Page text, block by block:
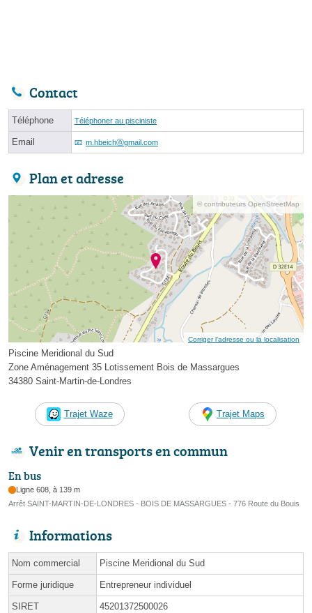
Contact
Téléphone Téléphoner au pisciniste
Email m.hbeichⓐgmail.com
Plan et adresse
© contributeurs OpenStreetMap
Corriger l’adresse ou la localisation
Piscine Meridional du Sud
Zone Aménagement 35 Lotissement Bois de Massargues
34380 Saint-Martin-de-Londres
Trajet Waze Trajet Maps
Venir en transports en commun
En bus
Ligne 608, à 139 m
Arrêt SAINT-MARTIN-DE-LONDRES - BOIS DE MASSARGUES - 776 Route du Bouis
Informations
Nom commercial Piscine Meridional du Sud
Forme juridique Entrepreneur individuel
SIRET 45201372500026